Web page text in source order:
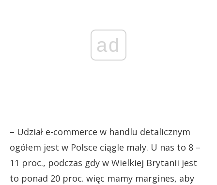
ad
– Udział e-commerce w handlu detalicznym
ogółem jest w Polsce ciągle mały. U nas to 8 –
11 proc., podczas gdy w Wielkiej Brytanii jest
to ponad 20 proc. więc mamy margines, aby